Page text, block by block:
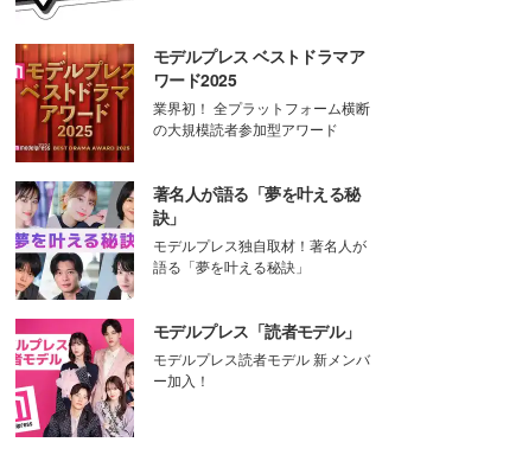
モデルプレス ベストドラマア
ワード2025
業界初！ 全プラットフォーム横断
の大規模読者参加型アワード
著名人が語る「夢を叶える秘
訣」
モデルプレス独自取材！著名人が
語る「夢を叶える秘訣」
モデルプレス「読者モデル」
モデルプレス読者モデル 新メンバ
ー加入！